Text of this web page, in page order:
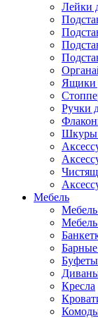
Лейки
Ящики
Ручки
Шкуры
Мебель
Барные
Буфеты
Кресла